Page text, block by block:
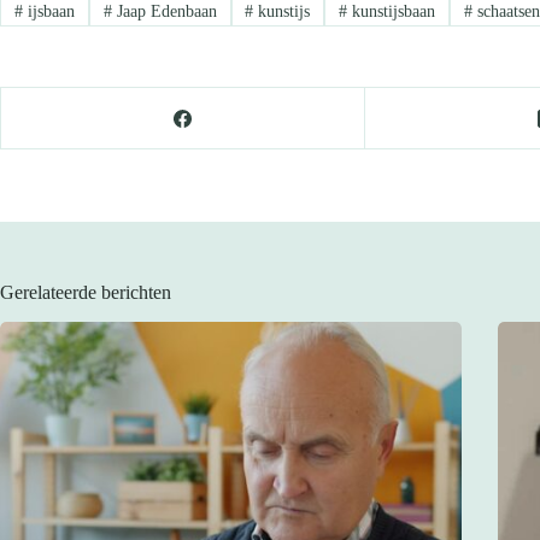
#ijsbaan #Jaap Edenbaan # kunstijs # kunstijsbaan # schaatsen
Gerelateerde berichten